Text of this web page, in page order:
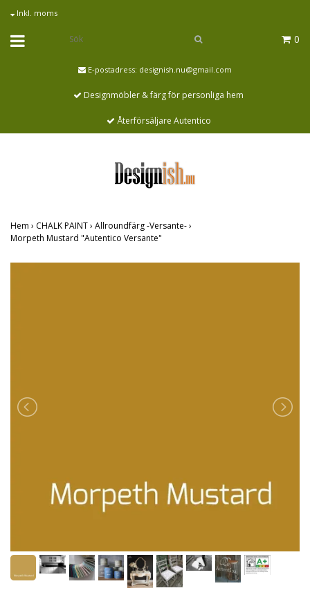
Inkl. moms
0
E-postadress: designish.nu@gmail.com
Designmöbler & färg för personliga hem
Återförsäljare Autentico
Hem › CHALK PAINT› Allroundfärg -Versante-›
Morpeth Mustard "Autentico Versante"